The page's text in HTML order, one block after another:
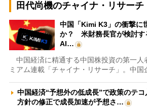
田代尚機のチャイナ・リサーチ
中国「Kimi K3」の衝撃に
か？ 米財務長官が検討す
AI…
中国経済に精通する中国株投資の第一人
ミアム連載「チャイナ・リサーチ」。中
中国経済“予想外の低成長”で政策のテ
方針の修正で成長加速が予想さ…